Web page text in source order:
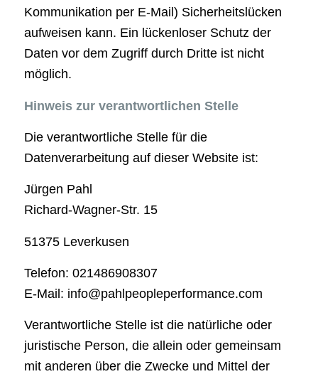
Kommunikation per E-Mail) Sicherheitslücken
aufweisen kann. Ein lückenloser Schutz der
Daten vor dem Zugriff durch Dritte ist nicht
möglich.
Hinweis zur verantwortlichen Stelle
Die verantwortliche Stelle für die
Datenverarbeitung auf dieser Website ist:
Jürgen Pahl
Richard-Wagner-Str. 15
51375 Leverkusen
Telefon: 021486908307
E-Mail: info@pahlpeopleperformance.com
Verantwortliche Stelle ist die natürliche oder
juristische Person, die allein oder gemeinsam
mit anderen über die Zwecke und Mittel der